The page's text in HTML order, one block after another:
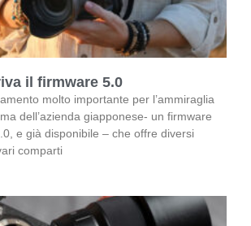
il firmware 5.0
molto importante per l’ammiraglia
dell’azienda giapponese- un firmware
e già disponibile – che offre diversi
comparti